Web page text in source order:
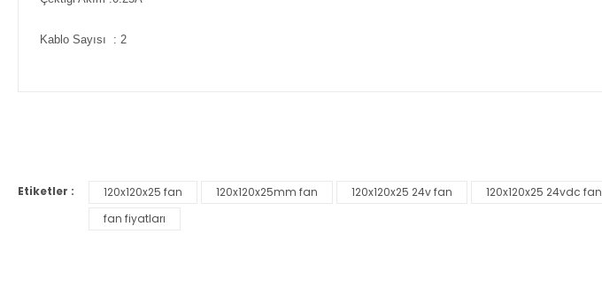
Kablo Sayısı : 2
Ürün resmi kalitesiz, bozuk veya görüntülenemiyor.
Ürün açıklamasında eksik bilgiler bulunuyor.
Etiketler : 120x120x25 fan 120x120x25mm fan 120x120x25 24v fan 120x120x25 24vdc fan
fan fiyatları